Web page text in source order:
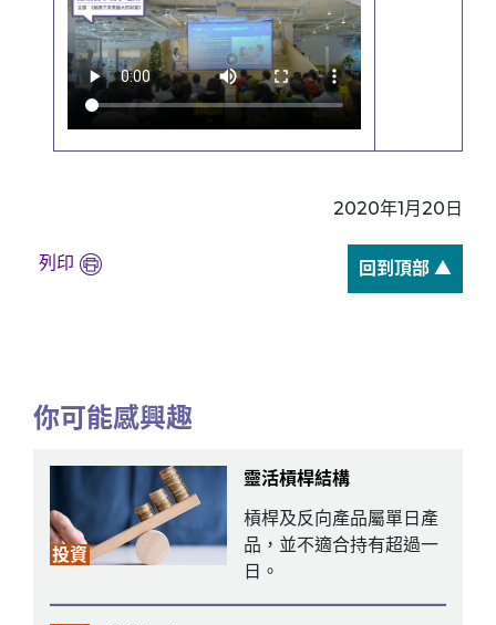
2020年1月20日
列印 回到頂部 ▲
你可能感興趣
投資
靈活槓桿結構
槓桿及反向產品屬單日產
品，並不適合持有超過一
日。